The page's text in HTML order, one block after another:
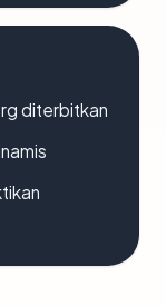
diterbitkan